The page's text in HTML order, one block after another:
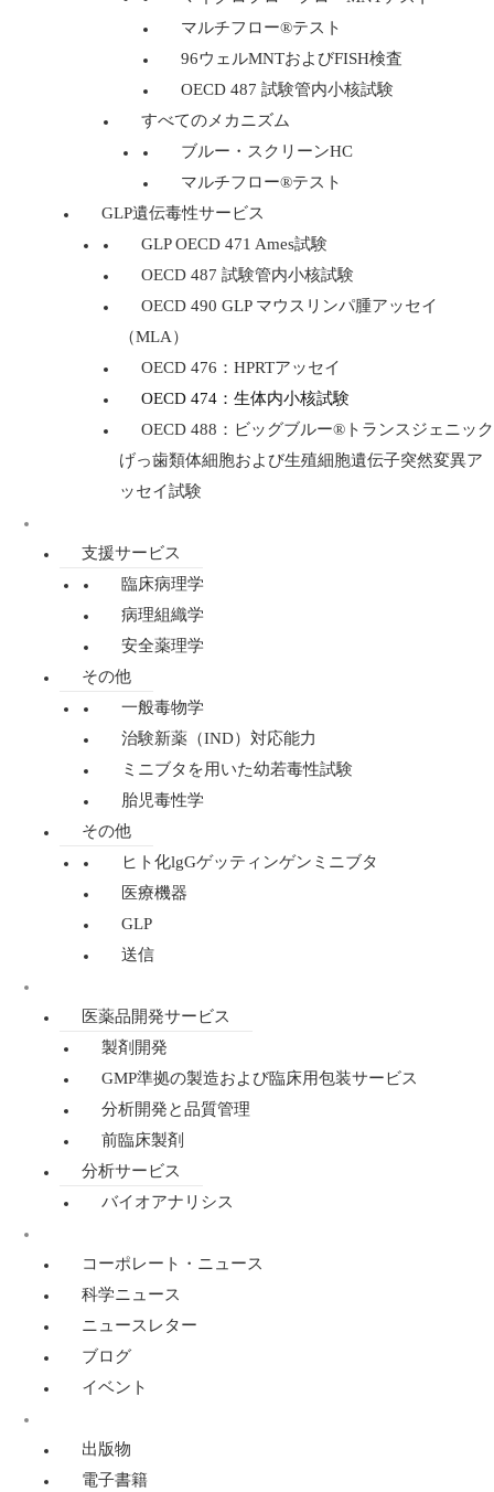
マルチフロー®テスト
96ウェルMNTおよびFISH検査
OECD 487 試験管内小核試験
すべてのメカニズム
ブルー・スクリーンHC
マルチフロー®テスト
GLP遺伝毒性サービス
GLP OECD 471 Ames試験
OECD 487 試験管内小核試験
OECD 490 GLP マウスリンパ腫アッセイ
（MLA）
OECD 476：HPRTアッセイ
OECD 474：生体内小核試験
OECD 488：ビッグブルー®トランスジェニック
げっ歯類体細胞および生殖細胞遺伝子突然変異ア
ッセイ試験
支援サービス
臨床病理学
病理組織学
安全薬理学
その他
一般毒物学
治験新薬（IND）対応能力
ミニブタを用いた幼若毒性試験
胎児毒性学
その他
ヒト化lgGゲッティンゲンミニブタ
医療機器
GLP
送信
医薬品開発サービス
製剤開発
GMP準拠の製造および臨床用包装サービス
分析開発と品質管理
前臨床製剤
分析サービス
バイオアナリシス
コーポレート・ニュース
科学ニュース
ニュースレター
ブログ
イベント
出版物
電子書籍